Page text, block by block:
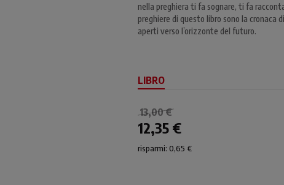
nella preghiera ti fa sognare, ti fa
preghiere di questo libro sono la cronaca
aperti verso l’orizzonte del futuro.
LIBRO
13,00 €
12,35 €
risparmi: 0,65 €